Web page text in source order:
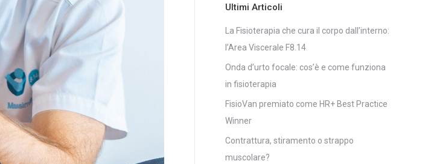
Ultimi Articoli
La Fisioterapia che cura il corpo dall’interno:
l’Area Viscerale F8.14
Onda d’urto focale: cos’è e come funziona
in fisioterapia
FisioVan premiato come HR+ Best Practice
Winner
Contrattura, stiramento o strappo
muscolare?